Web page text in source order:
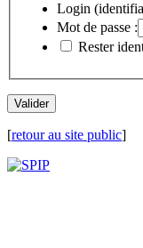
Login
Mot de passe :
Rester
[retour au site public]